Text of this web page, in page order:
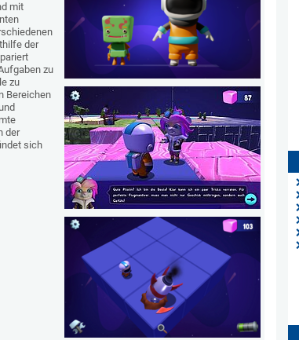
mit
der
zu
zu
Bereichen
der
sich